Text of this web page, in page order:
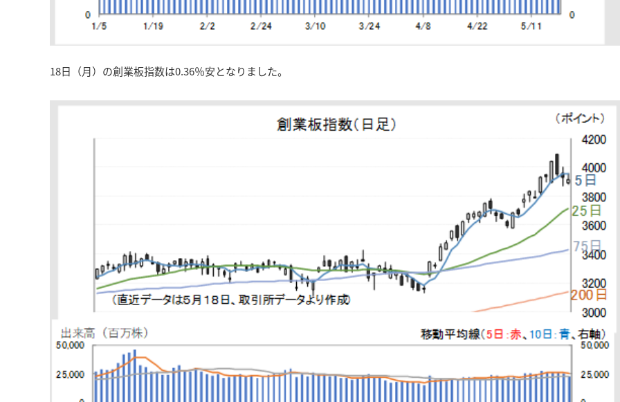
18日（月）の創業板指数は0.36％安となりました。